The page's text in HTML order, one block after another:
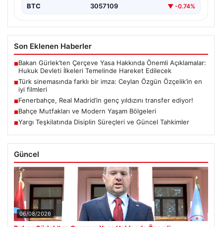
BTC 3057109 ▼ -0.74%
Son Eklenen Haberler
■Bakan Gürlek’ten Çerçeve Yasa Hakkında Önemli Açıklamalar:
Hukuk Devleti İlkeleri Temelinde Hareket Edilecek
■Türk sinemasında farklı bir imza: Ceylan Özgün Özçelik’in en
iyi filmleri
■Fenerbahçe, Real Madrid’in genç yıldızını transfer ediyor!
■Bahçe Mutfakları ve Modern Yaşam Bölgeleri
■Yargı Teşkilatında Disiplin Süreçleri ve Güncel Tahkimler
Güncel
06/08/2026